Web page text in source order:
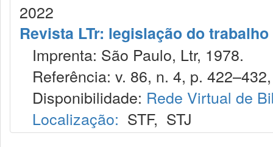
2022
Revista LTr: legislação do trabalho
Imprenta: São Paulo, Ltr, 1978.
Referência: v. 86, n. 4, p.
Disponibilidade: Rede Virtual de
Localização: STF, STJ